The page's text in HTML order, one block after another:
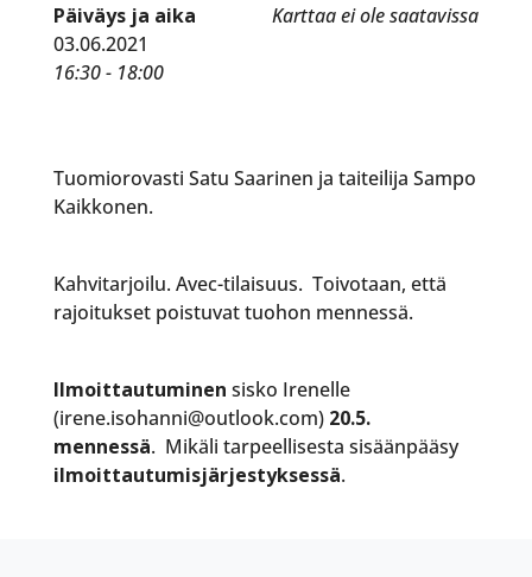
Karttaa ei ole saatavissa
Päiväys ja aika
03.06.2021
16:30 - 18:00
Tuomiorovasti Satu Saarinen ja taiteilija Sampo
Kaikkonen.
Kahvitarjoilu. Avec-tilaisuus. Toivotaan, että
rajoitukset poistuvat tuohon mennessä.
Ilmoittautuminen sisko Irenelle
(irene.isohanni@outlook.com) 20.5.
mennessä. Mikäli tarpeellisesta sisäänpääsy
ilmoittautumisjärjestyksessä.